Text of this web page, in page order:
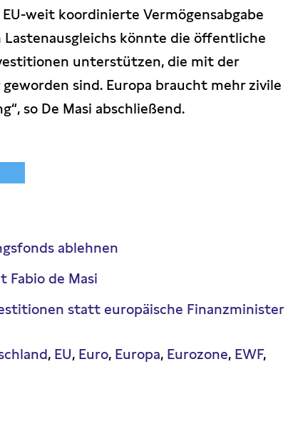
weit koordinierte Vermögensabgabe
könnte die öffentliche
unterstützen, die mit der
sind. Europa braucht mehr zivile
so De Masi abschließend.
ablehnen
Fabio de Masi
statt europäische Finanzminister
EU Euro Europa Eurozone EWF